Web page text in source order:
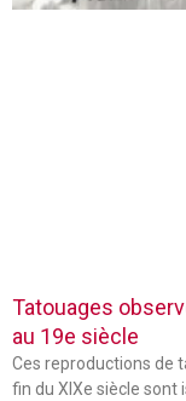
Tatouages
au 19e siècle
Ces reproductions de
fin du XIXe siècle sont